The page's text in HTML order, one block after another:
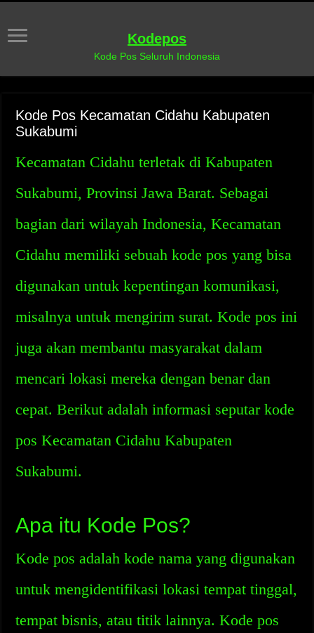
Kodepos
Kode Pos Seluruh Indonesia
Kode Pos Kecamatan Cidahu Kabupaten
Sukabumi
Kecamatan Cidahu terletak di Kabupaten
Sukabumi, Provinsi Jawa Barat. Sebagai
bagian dari wilayah Indonesia, Kecamatan
Cidahu memiliki sebuah kode pos yang bisa
digunakan untuk kepentingan komunikasi,
misalnya untuk mengirim surat. Kode pos ini
juga akan membantu masyarakat dalam
mencari lokasi mereka dengan benar dan
cepat. Berikut adalah informasi seputar kode
pos Kecamatan Cidahu Kabupaten
Sukabumi.
Apa itu Kode Pos?
Kode pos adalah kode nama yang digunakan
untuk mengidentifikasi lokasi tempat tinggal,
tempat bisnis, atau titik lainnya. Kode pos